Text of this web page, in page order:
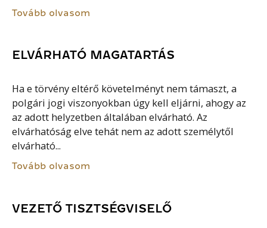
Tovább olvasom
ELVÁRHATÓ MAGATARTÁS
Ha e törvény eltérő követelményt nem támaszt, a
polgári jogi viszonyokban úgy kell eljárni, ahogy az
az adott helyzetben általában elvárható. Az
elvárhatóság elve tehát nem az adott személytől
elvárható...
Tovább olvasom
VEZETŐ TISZTSÉGVISELŐ